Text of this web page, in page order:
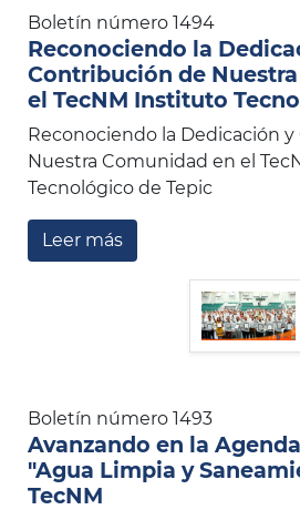
Boletín número 1494
Reconociendo la
Contribución de
el TecNM Instituto
Reconociendo la Dedicación
Nuestra Comunidad en el
Tecnológico de Tepic
Leer más
Boletín número 1493
Avanzando en la
"Agua Limpia y
TecNM